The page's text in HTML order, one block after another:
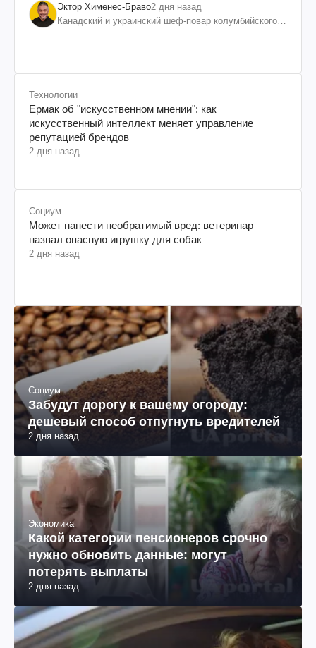
Эктор Хименес-Браво2 дня назад
Канадский и украинский шеф-повар колумбийского
Технологии
Ермак об "искусственном мнении": как
искусственный интеллект меняет управление
репутацией брендов
2 дня назад
Социум
Может нанести необратимый вред: ветеринар
назвал опасную игрушку для собак
2 дня назад
Социум
Забудут дорогу к вашему огороду:
дешевый способ отпугнуть вредителей
2 дня назад
Экономика
Какой категории пенсионеров срочно
нужно обновить данные: могут
потерять выплаты
2 дня назад